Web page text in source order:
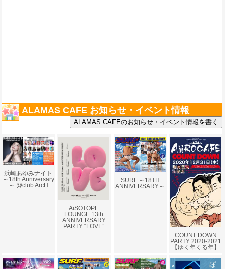
ALAMAS CAFE お知らせ・イベント情報
浜崎あゆみナイト
～18th Anniversary
～ @club ArcH
AiSOTOPE
LOUNGE 13th
ANNIVERSARY
PARTY “LOVE”
SURF ～18TH
ANNIVERSARY～
COUNT DOWN
PARTY 2020-2021
【ゆく年くる年】